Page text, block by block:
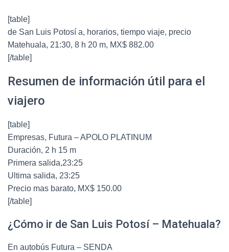
[table]
de San Luis Potosí a, horarios, tiempo viaje, precio
Matehuala, 21:30, 8 h 20 m, MX$ 882.00
[/table]
Resumen de información útil para el
viajero
[table]
Empresas, Futura – APOLO PLATINUM
Duración, 2 h 15 m
Primera salida,23:25
Ultima salida, 23:25
Precio mas barato, MX$ 150.00
[/table]
¿Cómo ir de San Luis Potosí – Matehuala?
En autobús Futura – SENDA